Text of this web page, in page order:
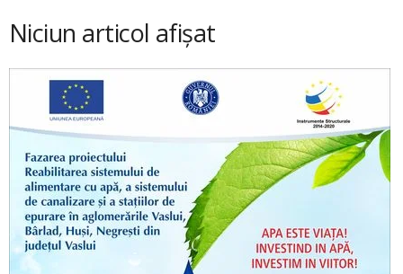
Niciun articol afișat